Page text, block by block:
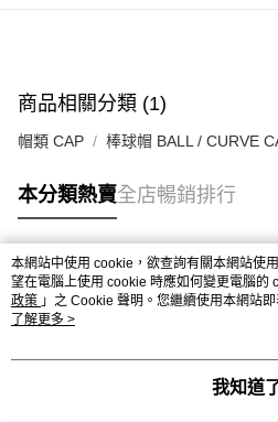
商品相關分類 (1)
帽類 CAP 棒球帽 BALL / CURVE
本分類熱賣全店暢銷排行
熱門標籤
熱銷排行
本網站中使用 cookie，欲查詢有關本網站使
望在電腦上使用 cookie 時應如何變更電腦的
政策 」之 Cookie 聲明。您繼續使用本網站
條款之 Cookie 聲明使用 cookie。
了解更多 >
我知道